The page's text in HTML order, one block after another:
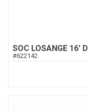
SOC LOSANGE 16' D
#622142